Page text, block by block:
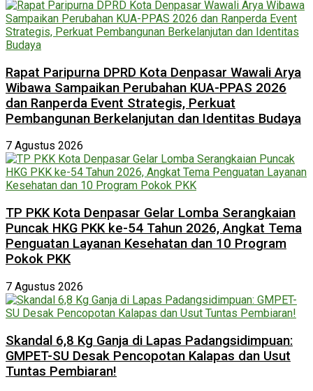
Rapat Paripurna DPRD Kota Denpasar Wawali Arya
Wibawa Sampaikan Perubahan KUA-PPAS 2026
dan Ranperda Event Strategis, Perkuat
Pembangunan Berkelanjutan dan Identitas Budaya
7 Agustus 2026
TP PKK Kota Denpasar Gelar Lomba Serangkaian
Puncak HKG PKK ke-54 Tahun 2026, Angkat Tema
Penguatan Layanan Kesehatan dan 10 Program
Pokok PKK
7 Agustus 2026
Skandal 6,8 Kg Ganja di Lapas Padangsidimpuan:
GMPET-SU Desak Pencopotan Kalapas dan Usut
Tuntas Pembiaran!